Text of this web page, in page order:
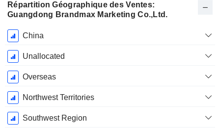
Répartition Géographique des Ventes:
Guangdong Brandmax Marketing Co.,Ltd.
Période
Fiscale:
Décembre
China
Unallocated
Overseas
Northwest Territories
Southwest Region